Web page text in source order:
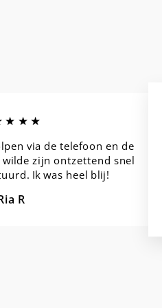
via de telefoon en de
zijn ontzettend snel
Ik was heel blij!
R